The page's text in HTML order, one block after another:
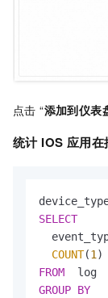
点击 “添加到仪表
统计 IOS 应用
SELECT
COUNT(1)
FROM
GROUP BY